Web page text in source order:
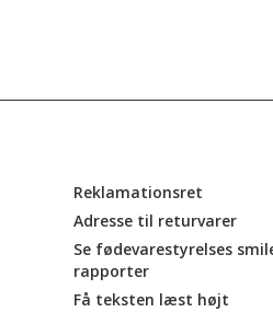
Reklamationsret
Adresse til returvarer
Se fødevarestyrelses
rapporter
Få teksten læst højt